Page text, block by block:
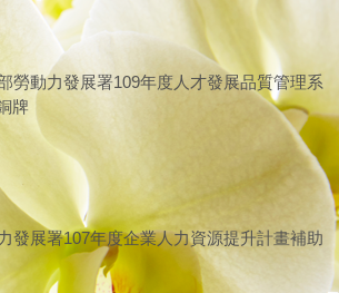
勞動力發展署109年度人才發展品質管理系
牌
發展署107年度企業人力資源提升計畫補助